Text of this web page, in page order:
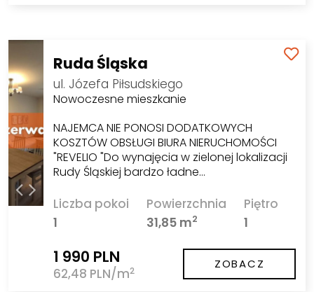
Ruda Śląska
ul. Józefa Piłsudskiego
Nowoczesne mieszkanie
NAJEMCA NIE PONOSI DODATKOWYCH
KOSZTÓW OBSŁUGI BIURA NIERUCHOMOŚCI
"REVELIO "Do wynajęcia w zielonej lokalizacji
Rudy Śląskiej bardzo ładne…
Liczba pokoi
1
Powierzchnia
31,85 m2
Piętro
1
1 990 PLN
62,48 PLN/m2 ZOBACZ